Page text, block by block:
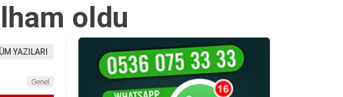
oldu
YAZILARI
Genel